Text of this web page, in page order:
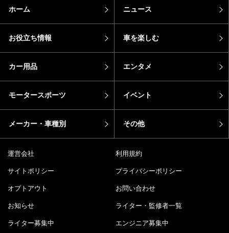
ホーム ニュース
お役立ち情報 車を楽しむ
カー用品 エンタメ
モータースポーツ イベント
メーカー・車種別 その他
運営会社 利用規約
サイトポリシー プライバシーポリシー
オプトアウト お問い合わせ
お知らせ ライター・監修者一覧
ライター募集中 エンジニア募集中